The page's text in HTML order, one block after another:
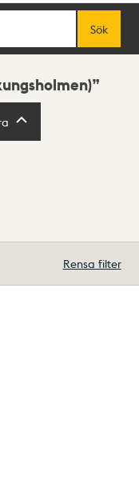
Sök
Rensa filter